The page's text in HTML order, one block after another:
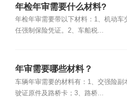
年检年审需要什么材料?
年检年审需要带以下材料：1、机动车
任强制保险凭证。2、车船税...
年审需要哪些材料？
车辆年审需要的材料有：1、交强险副
驶证原件及路桥卡；3、路桥...